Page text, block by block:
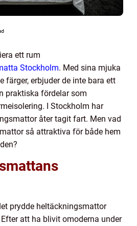
ett rum
Stockholm. Med sina mjuka
färger, erbjuder de inte bara ett
praktiska fördelar som
I Stockholm har
åter tagit fart. Men vad
så attraktiva för både hem
prydde heltäckningsmattor
att ha blivit omoderna under